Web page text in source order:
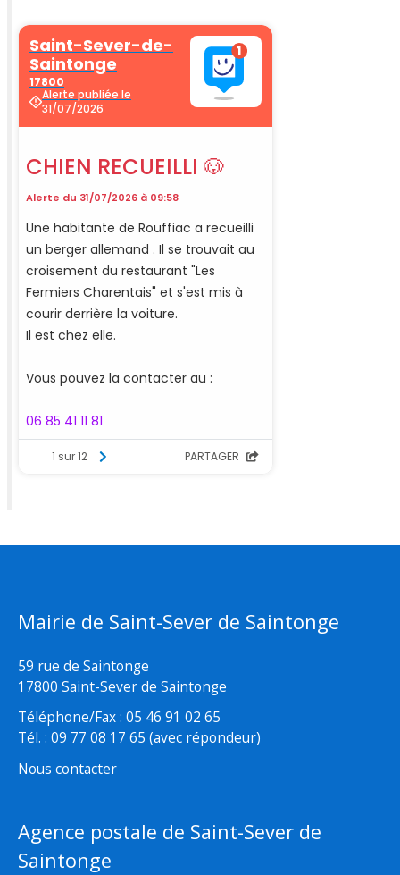
Mairie de Saint-Sever de Saintonge
59 rue de Saintonge
17800 Saint-Sever de Saintonge
Téléphone/Fax : 05 46 91 02 65
Tél. : 09 77 08 17 65 (avec répondeur)
Nous contacter
Agence postale de Saint-Sever de
Saintonge